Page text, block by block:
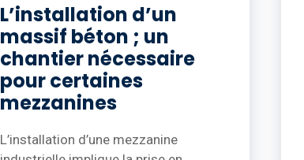
L’installation d’un
massif béton ; un
chantier nécessaire
pour certaines
mezzanines
L’installation d’une mezzanine